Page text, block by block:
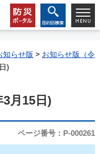
知らせ版 > お知らせ版（令
)
月15日)
ページ番号：P-000261